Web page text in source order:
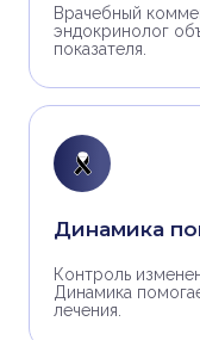
Врачебный
эндокринолог
показателя.
Динамика
Контроль
Динамика
лечения.